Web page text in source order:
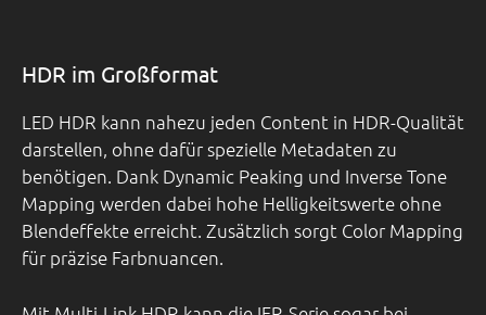
HDR im Großformat
LED HDR kann nahezu jeden Content in HDR-Qualität
darstellen, ohne dafür spezielle Metadaten zu
benötigen. Dank Dynamic Peaking und Inverse Tone
Mapping werden dabei hohe Helligkeitswerte ohne
Blendeffekte erreicht. Zusätzlich sorgt Color Mapping
für präzise Farbnuancen.